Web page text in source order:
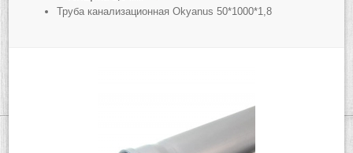
Труба канализационная Okyanus 50*1000*1,8